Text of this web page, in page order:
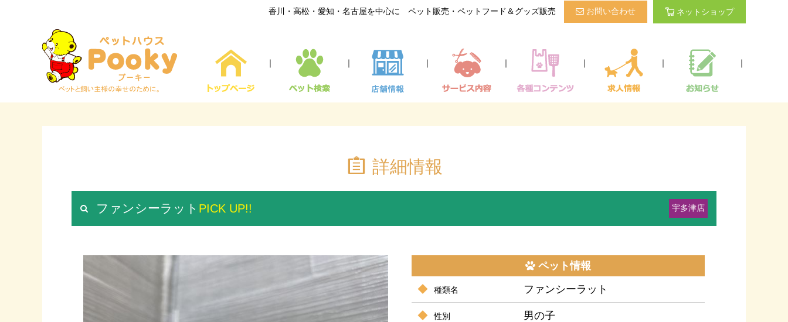
香川・高松・愛知・名古屋を中心に ペット販売・ペットフード＆グッズ販売 お問い合わせ ネットショップ
｜ ｜ ｜ ｜ ｜ ｜ ｜
詳細情報
ファンシーラット PICK UP!! 宇多津店
ペット情報
種類名 ファンシーラット
性別 男の子